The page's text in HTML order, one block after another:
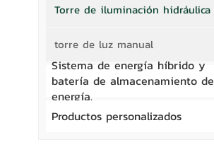
Torre de iluminación hidráulica
torre de luz manual
Sistema de energía híbrido y
batería de almacenamiento de
energía.
Productos personalizados